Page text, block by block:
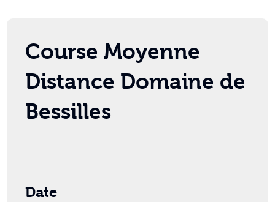
Course Moyenne
Distance Domaine de
Bessilles
Date